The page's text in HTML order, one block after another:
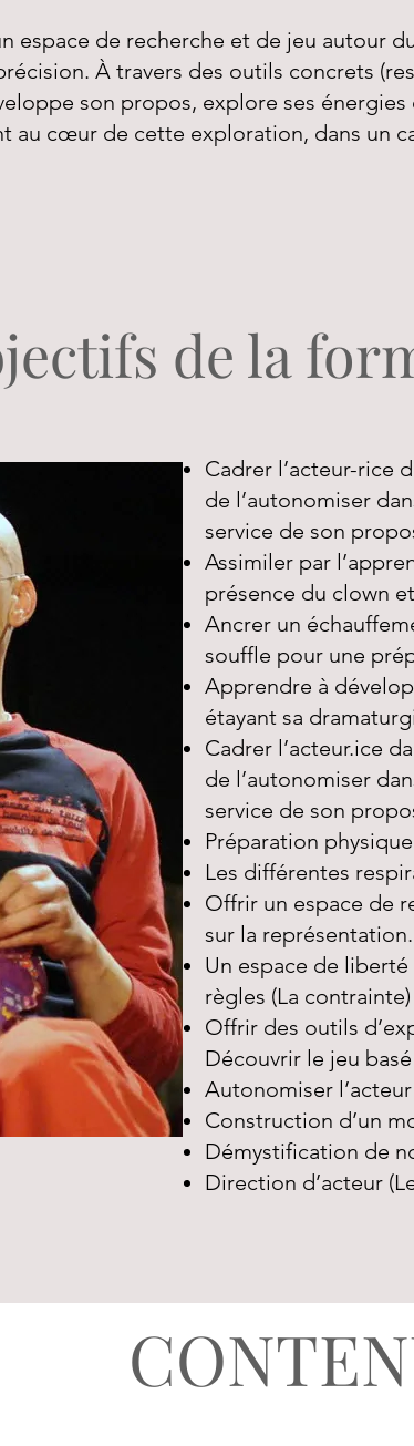
espace de recherche et de jeu autour
À travers des outils concrets
son propos, explore ses
au cœur de cette exploration, dans un
de la
Cadrer l’acteur-rice
de l’autonomiser
service de son
Assimiler par
présence du clown
Ancrer un
souffle pour une
Apprendre à
étayant sa
Cadrer l’acteur.ice
de l’autonomiser
service de son
Préparation
Les différentes
Offrir un espace de
sur la représentation.
Un espace de
règles (La contrainte)
Offrir des outils
Découvrir le jeu
Autonomiser
Construction d’un
Démystification de
Direction d’acteur